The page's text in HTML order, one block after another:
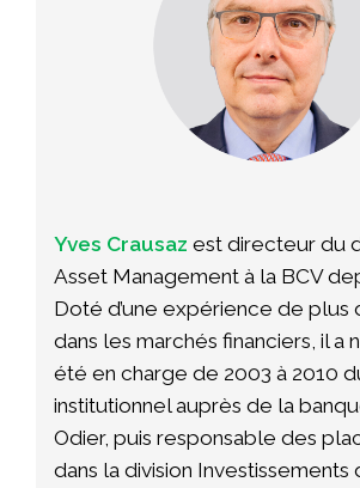
Yves Crausaz est directeur du
Asset Management à la BCV
Doté d’une expérience de plus
dans les marchés financiers, il a
été en charge de 2003 à 2010
institutionnel auprès de la
Odier, puis responsable des
dans la division Investissements